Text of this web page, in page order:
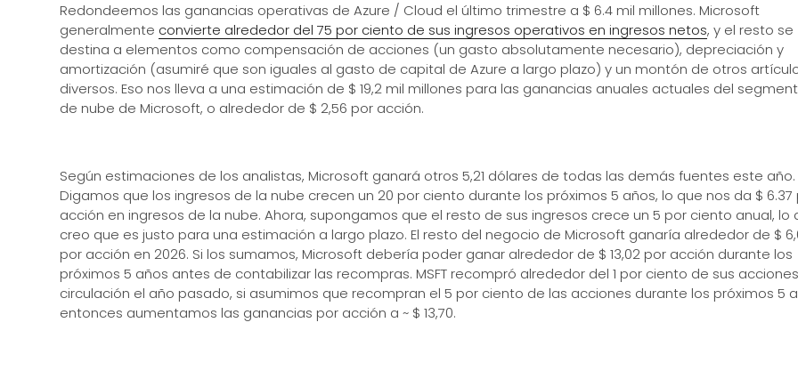
Redondeemos las ganancias operativas de Azure / Cloud el último trimestre a $ 6.4 mil millones. Microsoft
generalmente convierte alrededor del 75 por ciento de sus ingresos operativos en ingresos netos, y el resto se
destina a elementos como compensación de acciones (un gasto absolutamente necesario), depreciación y
amortización (asumiré que son iguales al gasto de capital de Azure a largo plazo) y un montón de otros
diversos. Eso nos lleva a una estimación de $ 19,2 mil millones para las ganancias anuales actuales del
de nube de Microsoft, o alrededor de $ 2,56 por acción.
Según estimaciones de los analistas, Microsoft ganará otros 5,21 dólares de todas las demás fuentes este año.
Digamos que los ingresos de la nube crecen un 20 por ciento durante los próximos 5 años, lo que nos da $ 6.37
acción en ingresos de la nube. Ahora, supongamos que el resto de sus ingresos crece un 5 por ciento anual, lo
creo que es justo para una estimación a largo plazo. El resto del negocio de Microsoft ganaría alrededor de $
por acción en 2026. Si los sumamos, Microsoft debería poder ganar alrededor de $ 13,02 por acción durante los
próximos 5 años antes de contabilizar las recompras. MSFT recompró alrededor del 1 por ciento de sus
circulación el año pasado, si asumimos que recompran el 5 por ciento de las acciones durante los próximos 5
entonces aumentamos las ganancias por acción a ~ $ 13,70.